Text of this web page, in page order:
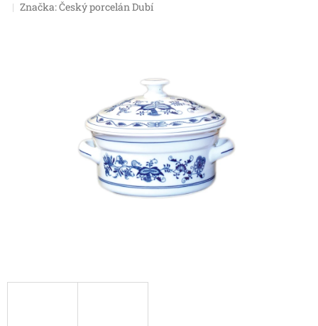
hodnocení
Značka:Český porcelán Dubí